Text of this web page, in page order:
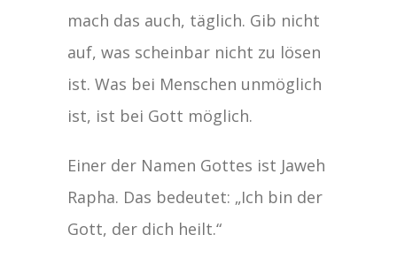
mach das auch, täglich. Gib nicht
auf, was scheinbar nicht zu lösen
ist. Was bei Menschen unmöglich
ist, ist bei Gott möglich.
Einer der Namen Gottes ist Jaweh
Rapha. Das bedeutet: „Ich bin der
Gott, der dich heilt.“